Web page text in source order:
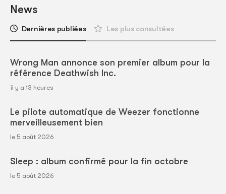
News
Dernières publiées Les plus consultées
Wrong Man annonce son premier album pour la
référence Deathwish Inc.
il y a 13 heures
Le pilote automatique de Weezer fonctionne
merveilleusement bien
le 5 août 2026
Sleep : album confirmé pour la fin octobre
le 5 août 2026